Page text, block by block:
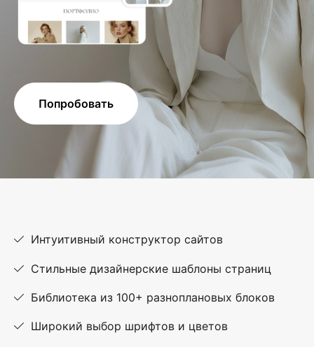
Попробовать
Интуитивный конструктор сайтов
Стильные дизайнерские шаблоны страниц
Библиотека из 100+ разноплановых блоков
Широкий выбор шрифтов и цветов